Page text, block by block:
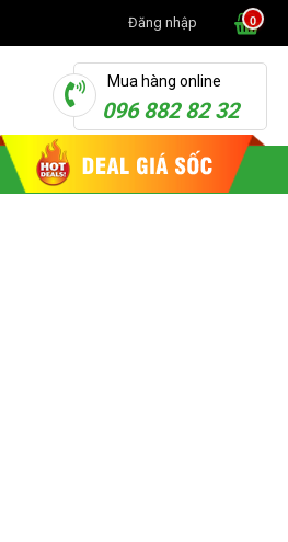
Đăng nhập
Mua hàng online
096 882 82 32